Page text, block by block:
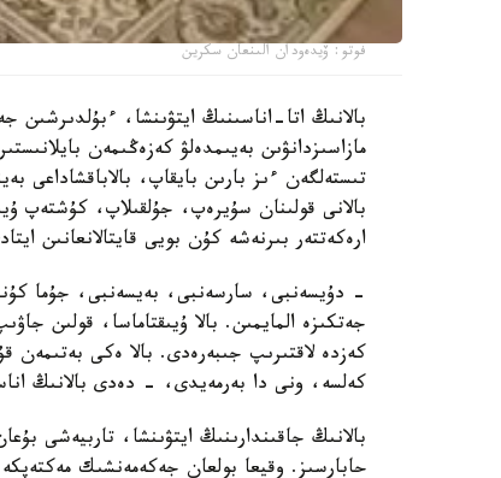
فوتو: ۆيدەودان الىنعان سكرين
بالانىڭ اتا-اناسىنىڭ ايتۋىنشا،
مازاسىزدانۋىن بەيىمدەلۋ كەزەڭىمەن
تىستەلگەن ءىز بارىن بايقاپ، بالاباقشاداعى
بالانى قولىنان سۇيرەپ، جۇلقىلاپ، كۇشتەپ
ارەكەتتەر بىرنەشە كۇن بويى قايتالانعانىن
- دۇيسەنبى، سارسەنبى، بەيسەنبى، جۇما
جەتكىزە المايمىن. بالا ۇيىقتاماسا، قولىن
كەزدە لاقتىرىپ جىبەرەدى. بالا ەكى بەتىمەن
كەلسە، ونى دا بەرمەيدى، - دەدى بالانىڭ
بالانىڭ جاقىندارىنىڭ ايتۋىنشا، تاربيەشى
حابارسىز. وقيعا بولعان جەكەمەنشىك